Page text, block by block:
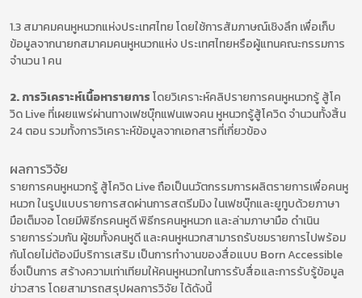
1.3 สมาคมคนหูหนวกแห่งประเทศไทย โดยใช้การสัมภาษณ์เชิงลึก เพื่อเก็บ
ข้อมูลจากนายกสมาคมคนหูหนวกแห่ง ประเทศไทยหรือผู้แทนคณะกรรมการ
จำนวน 1 คน
2. การวิเคราะห์เนื้อหารายการโดยวิเคราะห์คลิปรายการคนหูหนวกรู้ สู้โค
วิด Live ที่เผยแพร่ผ่านทางเฟซบุ๊กแฟนเพจคน หูหนวกรู้สู้โควิด จำนวนทั้งสิ้น
24 ตอน รวมทั้งการวิเคราะห์ข้อมูลจากเอกสารที่เกี่ยวข้อง
ผลการวิจัย
รายการคนหูหนวกรู้ สู้โควิด Live ถือเป็นนวัตกรรมการผลิตรายการเพื่อคนหู
หนวก ในรูปแบบรายการสดผ่านการสตรีมมิง ในเฟซบุ๊กและยูทูบด้วยภาษา
มือเต็มจอ โดยมีพิธีกรคนหูดี พิธีกรคนหูหนวก และล่ามภาษามือ ดำเนิน
รายการร่วมกัน ผู้ชมทั้งคนหูดี และคนหูหนวกสามารถรับชมรายการไปพร้อม
กันโดยไม่ต้องมีบริการเสริม เป็นการทำงานของสื่อแบบ Born Accessible
ซึ่งเป็นการ สร้างความเท่าเทียมให้คนหูหนวกในการรับสื่อและการรับรู้ข้อมูล
ข่าวสาร โดยสามารถสรุปผลการวิจัย ได้ดังนี้